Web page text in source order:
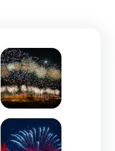
Zoom de l'image
Zoom de l'image